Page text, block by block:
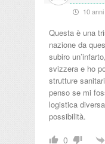
10
Questa è una
nazione da
subiro
svizzera e ho
strutture
penso se mi
logistica
possibilità.
0